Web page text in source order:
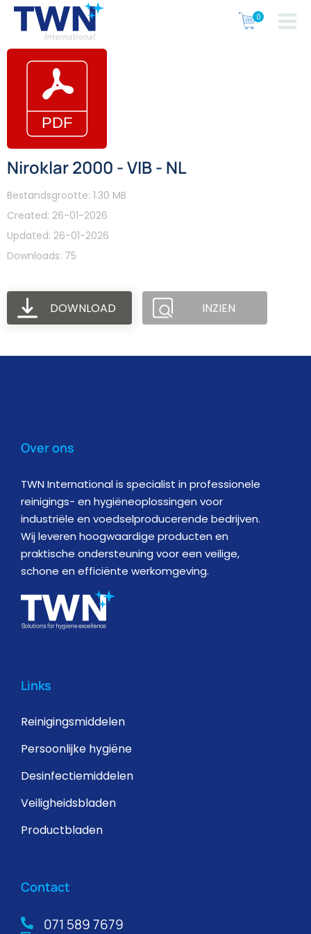
Niroklar 2000 - VIB - NL
Bestandsgrootte: 1.30 MB
Created: 26-01-2026
Updated: 26-01-2026
Downloads: 75
DOWNLOAD INZIEN
Over ons
TWN International is specialist in professionele
reinigings- en hygiëneoplossingen voor
industriële en voedselproducerende bedrijven.
Wij leveren hoogwaardige producten en
praktische ondersteuning voor een veilige,
schone en efficiënte werkomgeving.
Links
Reinigingsmiddelen
Persoonlijke hygiëne
Desinfectiemiddelen
Veiligheidsbladen
Productbladen
Contact
071 589 7679